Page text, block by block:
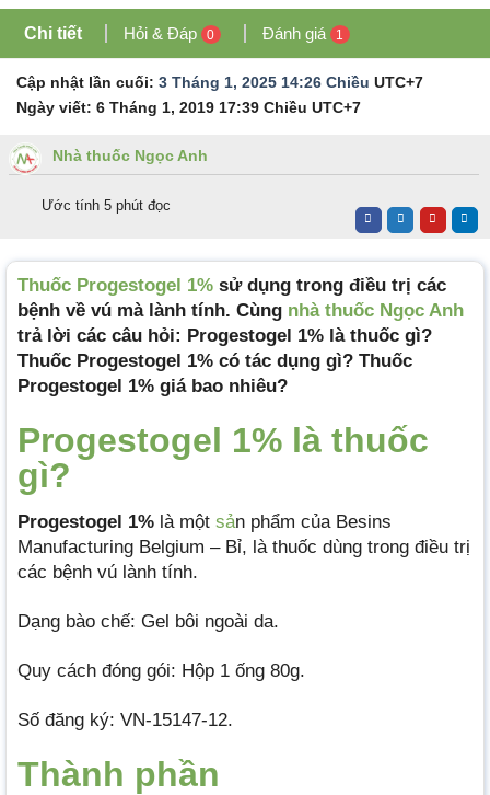
Chi tiết Hỏi & Đáp 0 Đánh giá 1
Cập nhật lần cuối: 3 Tháng 1, 2025 14:26 Chiều UTC+7
Ngày viết: 6 Tháng 1, 2019 17:39 Chiều UTC+7
Nhà thuốc Ngọc Anh
Ước tính 5 phút đọc
Thuốc Progestogel 1% sử dụng trong điều trị các
bệnh về vú mà lành tính. Cùng nhà thuốc Ngọc Anh
trả lời các câu hỏi: Progestogel 1% là thuốc gì?
Thuốc Progestogel 1% có tác dụng gì? Thuốc
Progestogel 1% giá bao nhiêu?
Progestogel 1% là thuốc
gì?
Progestogel 1% là một sản phẩm của Besins
Manufacturing Belgium – Bỉ, là thuốc dùng trong điều trị
các bệnh vú lành tính.
Dạng bào chế: Gel bôi ngoài da.
Quy cách đóng gói: Hộp 1 ống 80g.
Số đăng ký: VN-15147-12.
Thành phần